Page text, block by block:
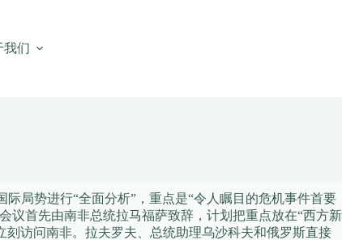
我们
局势进行“全面分析”，重点是“令人瞩目的危机事件首要
议首先由南非总统拉马福萨致辞，计划把重点放在“西方新
访问南非。拉夫罗夫、总统助理乌沙科夫和俄罗斯直接